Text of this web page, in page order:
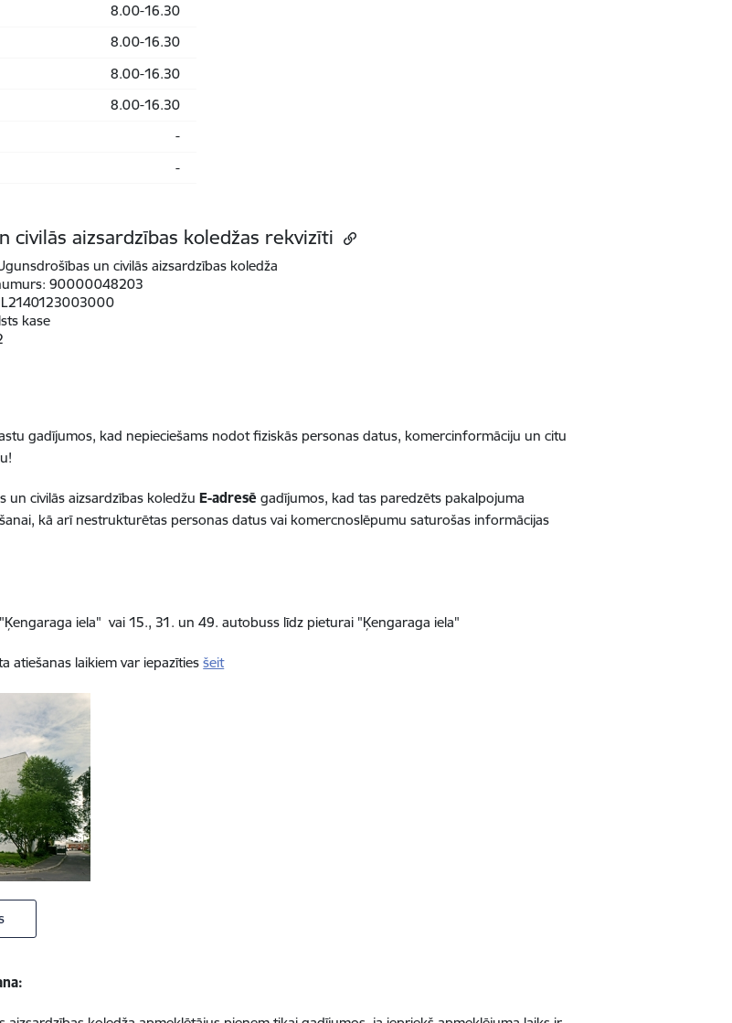
8.00-16.30
8.00-16.30
8.00-16.30
8.00-16.30
-
-
civilās aizsardzības koledžas rekvizīti
un civilās aizsardzības koledža
90000048203
kase
gadījumos, kad nepieciešams nodot fiziskās personas datus, komercinformāciju un citu
un civilās aizsardzības koledžuE-adresē gadījumos, kad tas paredzēts pakalpojuma
kā arī nestrukturētas personas datus vai komercnoslēpumu saturošas informācijas
iela" vai 15., 31. un 49. autobuss līdz pieturai "Ķengaraga iela"
atiešanas laikiem var iepazītiesšeit